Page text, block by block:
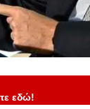
εδώ!